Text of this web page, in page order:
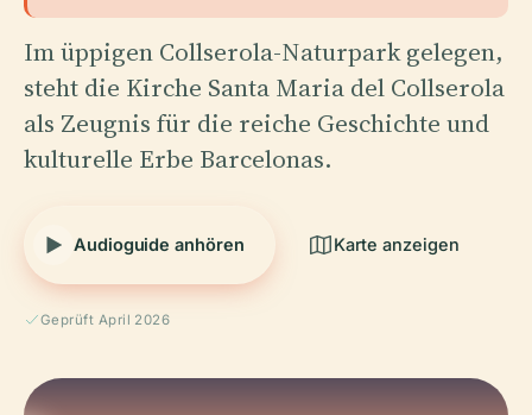
Im üppigen Collserola-Naturpark gelegen,
steht die Kirche Santa Maria del Collserola
als Zeugnis für die reiche Geschichte und
kulturelle Erbe Barcelonas.
Audioguide anhören Karte anzeigen
Geprüft April 2026